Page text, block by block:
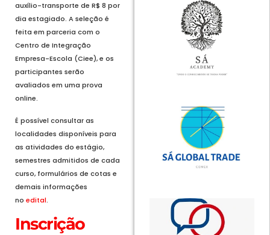
auxílio-transporte de R$ 8 por
dia estagiado. A seleção é
feita em parceria com o
Centro de Integração
Empresa-Escola (Ciee), e os
participantes serão
avaliados em uma prova
online.
É possível consultar as
localidades disponíveis para
as atividades do estágio,
semestres admitidos de cada
curso, formulários de cotas e
demais informações
no edital.
Inscrição